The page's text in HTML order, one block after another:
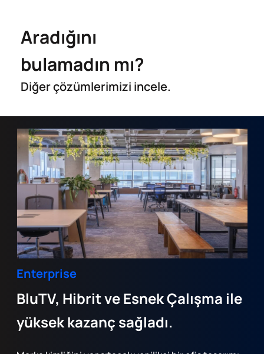
Aradığını
bulamadın mı?
Diğer çözümlerimizi incele.
Enterprise
BluTV, Hibrit ve Esnek Çalışma ile
yüksek kazanç sağladı.